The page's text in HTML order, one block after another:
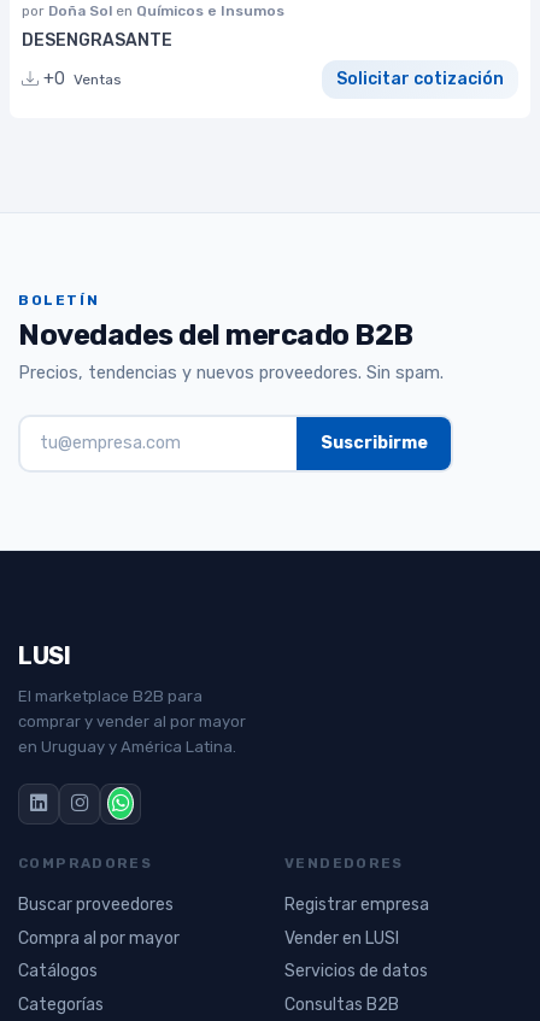
por Doña Sol en Químicos e Insumos
DESENGRASANTE
+0 Ventas Solicitar cotización
BOLETÍN
Novedades del mercado B2B
Precios, tendencias y nuevos proveedores. Sin spam.
LUSI
El marketplace B2B para
comprar y vender al por mayor
en Uruguay y América Latina.
COMPRADORES
Buscar proveedores
Compra al por mayor
Catálogos
Categorías
VENDEDORES
Registrar empresa
Vender en LUSI
Servicios de datos
Consultas B2B